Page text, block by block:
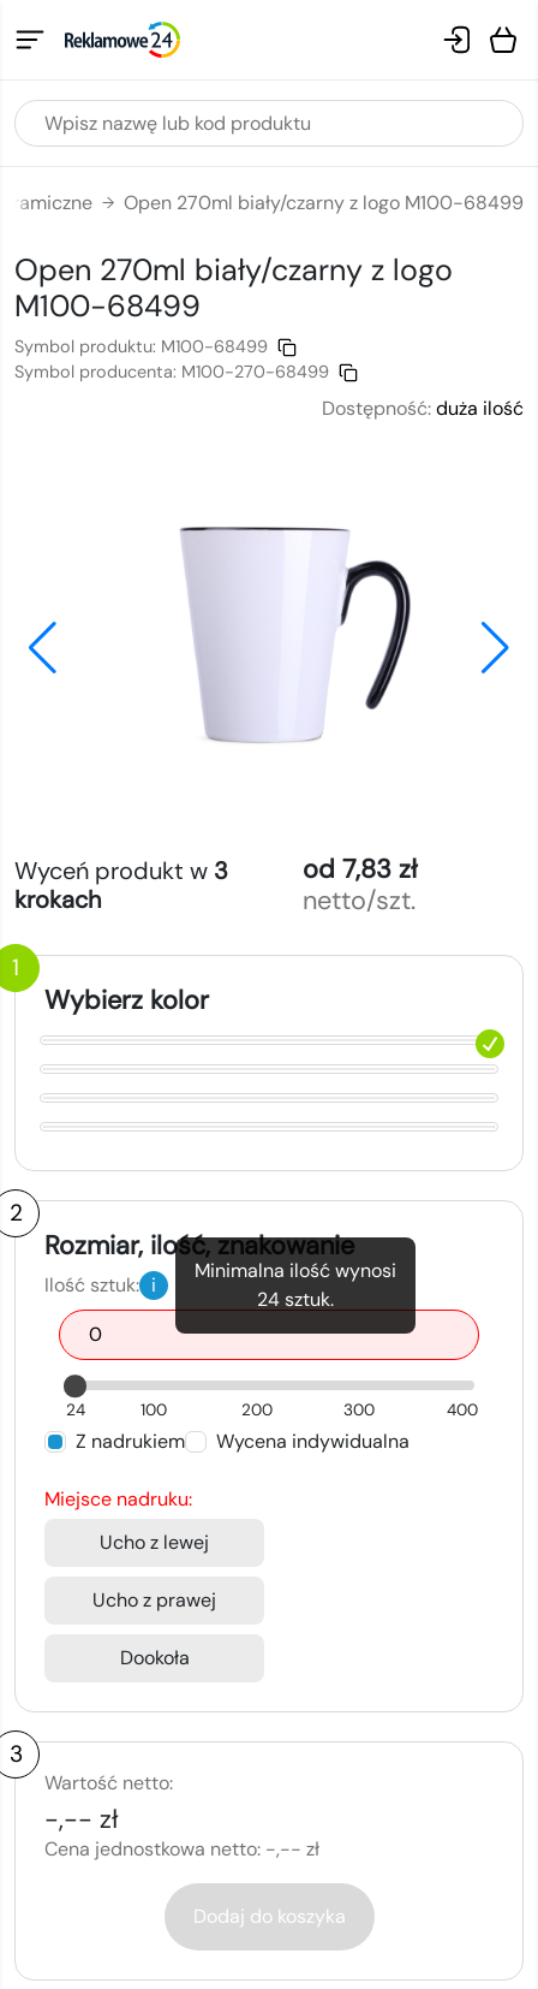
→ Open 270ml biały/czarny z logo M100-68499
Open 270ml biały/czarny z logo
M100-68499
Symbol produktu: M100-68499
Symbol producenta: M100-270-68499
Dostępność:duża ilość
Wyceń produkt w 3
krokach
od 7,83 zł
netto/szt.
1
Wybierz kolor
2
Rozmiar, ilość, znakowanie
Ilość sztuk: i
Minimalna ilość wynosi
24sztuk.
24 100 200 300 400
Z nadrukiem Wycena indywidualna
Miejsce nadruku:
Ucho z lewej
Ucho z prawej
Dookoła
3
Wartość netto:
-,-- zł
Cena jednostkowa netto: -,-- zł
Dodaj do koszyka